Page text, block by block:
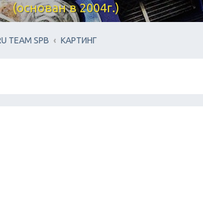
(основан в 2004г.)
TEAM SPB КАРТИНГ